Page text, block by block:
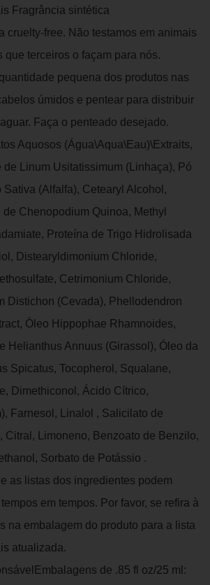
Fragrância sintética
cruelty-free. Não testamos em animais
que terceiros o façam para nós.
pequena dos produtos nas
úmidos e pentear para distribuir
Faça o penteado desejado.
Aquosos (Água\Aqua\Eau)\Extraits,
de Linum Usitatissimum (Linhaça), Pó
(Alfalfa), Cetearyl Alcohol,
Chenopodium Quinoa, Methyl
Proteína de Trigo Hidrolisada
Distearyldimonium Chloride,
Cetrimonium Chloride,
Distichon (Cevada), Phellodendron
Óleo Hippophae Rhamnoides,
Helianthus Annuus (Girassol), Óleo da
Spicatus, Tocopherol, Squalane,
Dimethiconol, Ácido Cítrico,
Farnesol, Linalol , Salicilato de
Citral, Limoneno, Benzoato de Benzilo,
Sorbato de Potássio .
as listas dos ingredientes podem
em tempos. Por favor, se refira à
na embalagem do produto para a lista
atualizada.
de .85 fl oz/25 ml: